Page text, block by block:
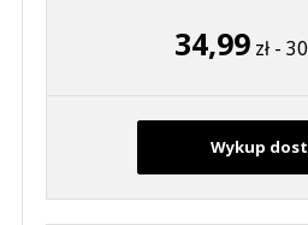
34,99 zł -
Wykup